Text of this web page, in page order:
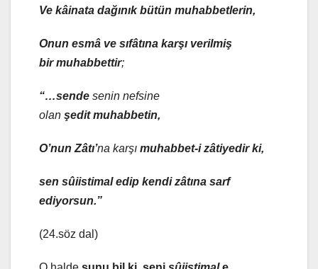
Ve kâinata dağınık bütün muhabbetlerin,
Onun esmâ ve sıfâtına karşı verilmiş
bir muhabbettir;
“…sende senin nefsine
olan şeditmuhabbetin,
O’nun Zâtı’na karşı muhabbet-i zâtiyedir ki,
sen sûiistimal edip kendi zâtına sarf
ediyorsun.”
(24.söz dal)